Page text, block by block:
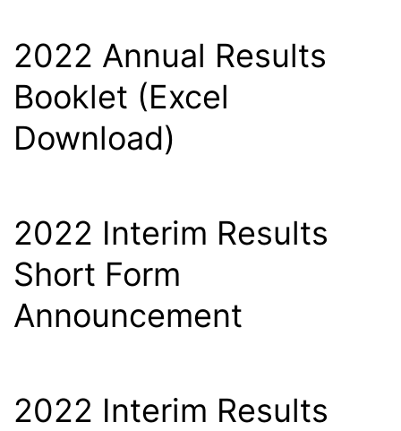
2022 Annual Results
Booklet (Excel
Download)
2022 Interim Results
Short Form
Announcement
2022 Interim Results